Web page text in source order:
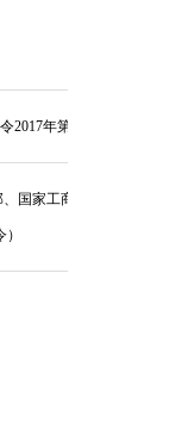
2017年第1号）
国家工商总局、国家税务